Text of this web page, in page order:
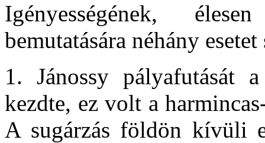
Igényességének,
bemutatására néhány
1. Jánossy pályafutását
kezdte, ez volt a
A sugárzás földön kívüli